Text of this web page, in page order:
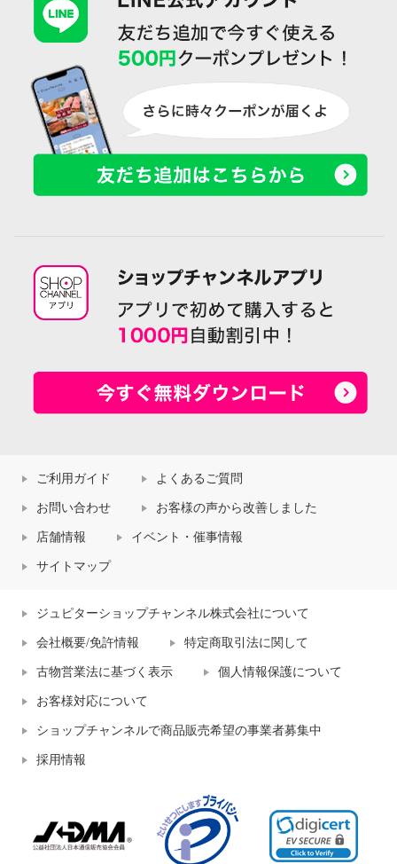
ご利用ガイド よくあるご質問
お問い合わせ お客様の声から改善しました
店舗情報 イベント・催事情報
サイトマップ
ジュピターショップチャンネル株式会社について
会社概要/免許情報 特定商取引法に関して
古物営業法に基づく表示 個人情報保護について
お客様対応について
ショップチャンネルで商品販売希望の事業者募集中
採用情報